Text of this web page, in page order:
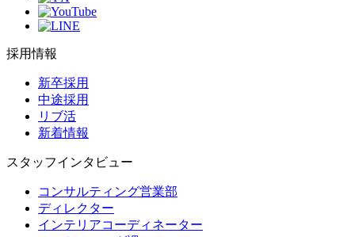
採用情報
新卒採用
中途採用
リブ活
新着情報
スタッフインタビュー
コンサルティング営業部
ディレクター
インテリアコーディネーター